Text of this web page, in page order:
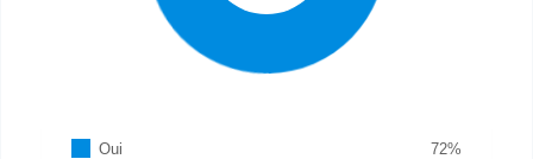
Oui %
72